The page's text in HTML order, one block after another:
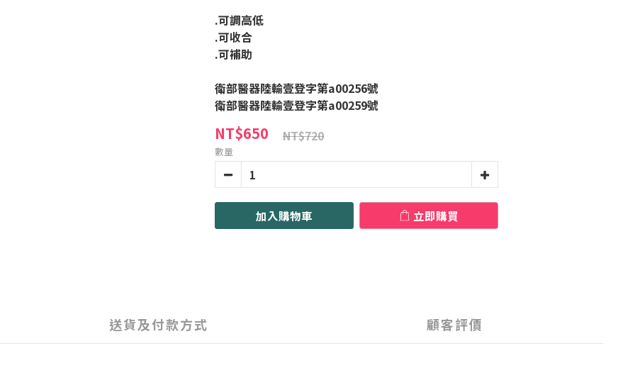
.可調高低
.可收合
.可補助
衛部醫器陸輸壹登字第a00256號
衛部醫器陸輸壹登字第a00259號
NT$650 NT$720
數量
加入購物車 立即購買
送貨及付款方式 顧客評價